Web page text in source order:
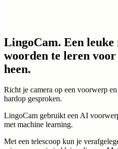
LingoCam. Een
woorden te leren
heen.
Richt je camera op een voorwerp
hardop gesproken.
LingoCam gebruikt een AI
met machine learning.
Met een telescoop kun je